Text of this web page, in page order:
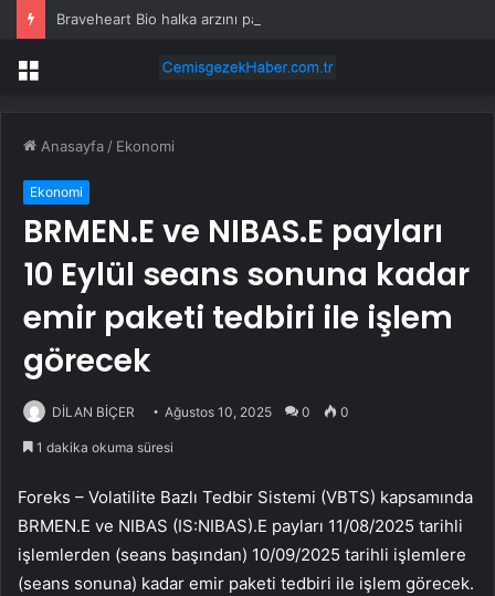
Menü
Anasayfa / Ekonomi
Ekonomi
BRMEN.E ve NIBAS.E payları
10 Eylül seans sonuna kadar
emir paketi tedbiri ile işlem
görecek
DİLAN BİÇER Ağustos 10, 2025 0 0
1 dakika okuma süresi
Foreks – Volatilite Bazlı Tedbir Sistemi (VBTS) kapsamında
BRMEN.E ve NIBAS (IS:NIBAS).E payları 11/08/2025 tarihli
işlemlerden (seans başından) 10/09/2025 tarihli işlemlere
(seans sonuna) kadar emir paketi tedbiri ile işlem görecek.